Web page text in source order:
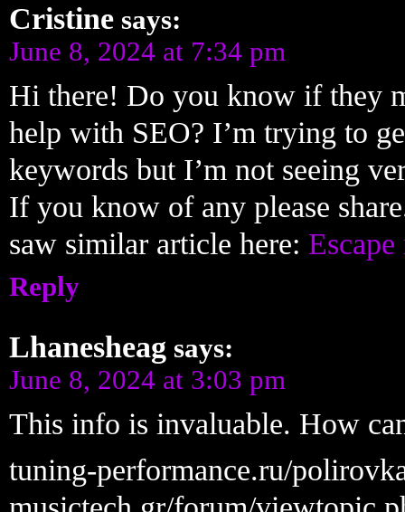
Cristine says:
June 8, 2024 at 7:34 pm
Hi there! Do you know if they
help with SEO? I’m trying to
keywords but I’m not seeing
If you know of any please
saw similar article here:
Reply
Lhanesheag says:
June 8, 2024 at 3:03 pm
This info is invaluable. How
tuning-performance.ru/